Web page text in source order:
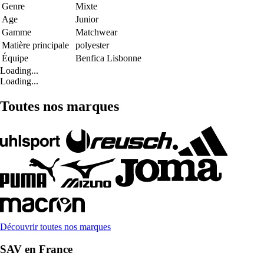
Genre
Mixte
Age
Junior
Gamme
Matchwear
Matière principale
polyester
Équipe
Benfica Lisbonne
Loading...
Loading...
Toutes nos marques
Découvrir toutes nos marques
SAV en France